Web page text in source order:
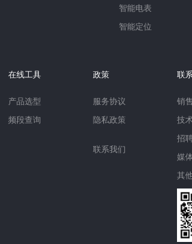
智能电表
智能定位
在线工具
产品选型
频段查询
政策
服务协议
隐私政策
联系我们
联
销
技
招
媒
其